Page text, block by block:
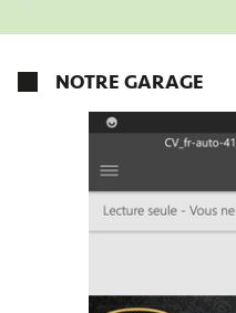
NOTRE GARAGE